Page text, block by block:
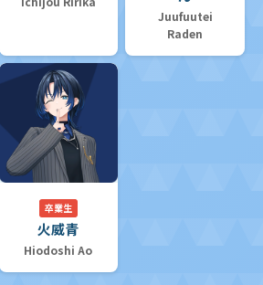
Juufuutei
Raden
卒業生
火威青
Hiodoshi Ao